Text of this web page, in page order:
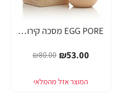
-34% EGG PORE מסכה קירור לכיווץ נקבוביות 30 גרם - מבית Tony Moly
₪53.00
₪80.00